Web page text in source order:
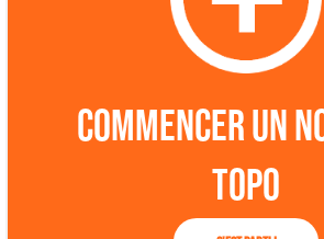
Commencer un
topo